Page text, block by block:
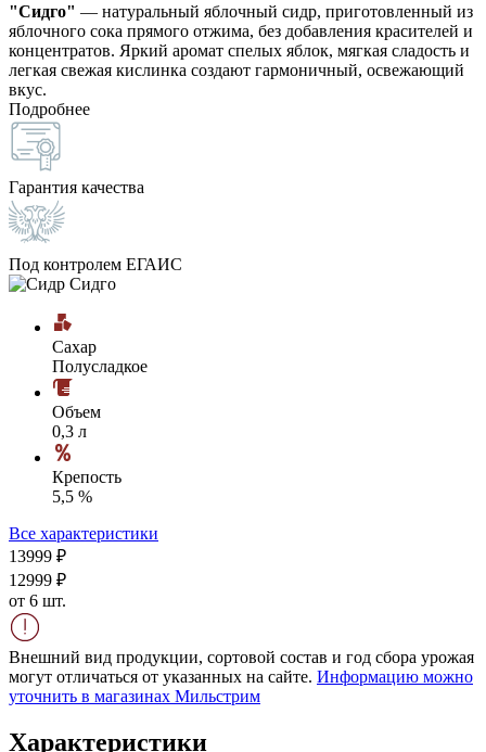
"Сидго" — натуральный яблочный сидр, приготовленный из
яблочного сока прямого отжима, без добавления красителей и
концентратов. Яркий аромат спелых яблок, мягкая сладость и
легкая свежая кислинка создают гармоничный, освежающий
вкус.
Подробнее
Гарантия качества
Под контролем ЕГАИС
Сахар
Полусладкое
Объем
0,3 л
Крепость
5,5 %
Все характеристики
13999 ₽
12999 ₽
от 6 шт.
Внешний вид продукции, сортовой состав и год сбора урожая
могут отличаться от указанных на сайте. Информацию можно
уточнить в магазинах Мильстрим
Характеристики